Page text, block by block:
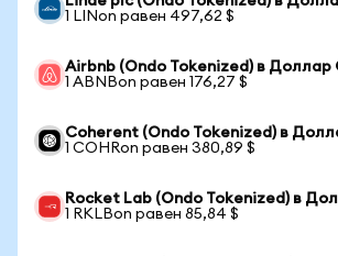
1 LINon равен 497,62 $
Airbnb (Ondo Tokenized) в
1 ABNBon равен 176,27 $
Coherent (Ondo Tokenized) в
1 COHRon равен 380,89 $
Rocket Lab (Ondo Tokenized) в
1 RKLBon равен 85,84 $